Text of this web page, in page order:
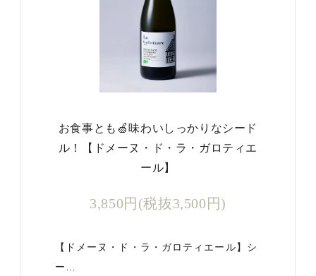
お食事とも🍏味わいしっかりなシード
ル！【ドメーヌ・ド・ラ・ガロティエ
ール】
3,850円(税抜3,500円)
【ドメーヌ・ド・ラ・ガロティエール】シ
ー…